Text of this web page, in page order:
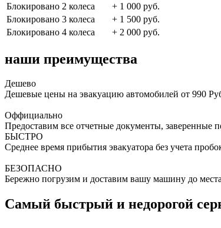
Блокировано 2 колеса
+ 1 000 руб.
Блокировано 3 колеса
+ 1 500 руб.
Блокировано 4 колеса
+ 2 000 руб.
наши преимущества
Дешево
Дешевые цены на эвакуацию автомобилей от 990
Оффициально
Предоставим все отчетные документы, заверенные
БЫСТРО
Среднее время прибытия эвакуатора без учета
БЕЗОПАСНО
Бережно погрузим и доставим вашу машину до
Самый быстрый и недорогой